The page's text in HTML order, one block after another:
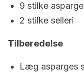
9 stilke
2 stilke selleri
Tilberedelse
Læg asparges